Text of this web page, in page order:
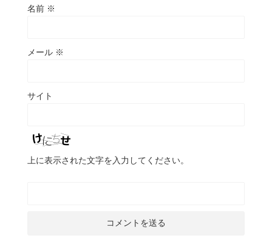
名前 ※
メール ※
サイト
上に表示された文字を入力してください。